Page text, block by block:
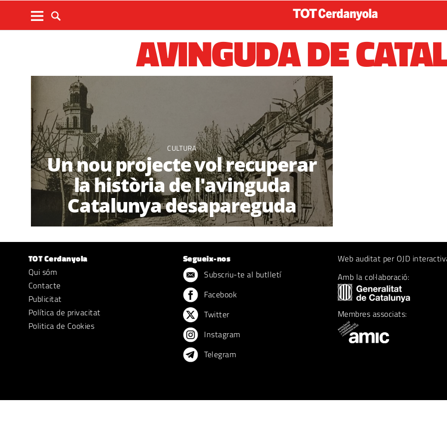
AVINGUDA DE
CULTURA
Un nou projecte vol recuperar
la història de l'avinguda
Catalunya desapareguda
TOT Cerdanyola
Qui sóm
Contacte
Publicitat
Política de privacitat
Politica de Cookies
Segueix-nos
Subscriu-te al butlletí
Facebook
Twitter
Instagram
Telegram
Web auditat per OJD
Amb la col·laboració:
Membres associats: